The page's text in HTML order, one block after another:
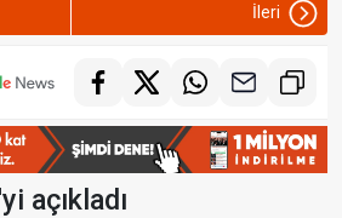
İleri
açıkladı